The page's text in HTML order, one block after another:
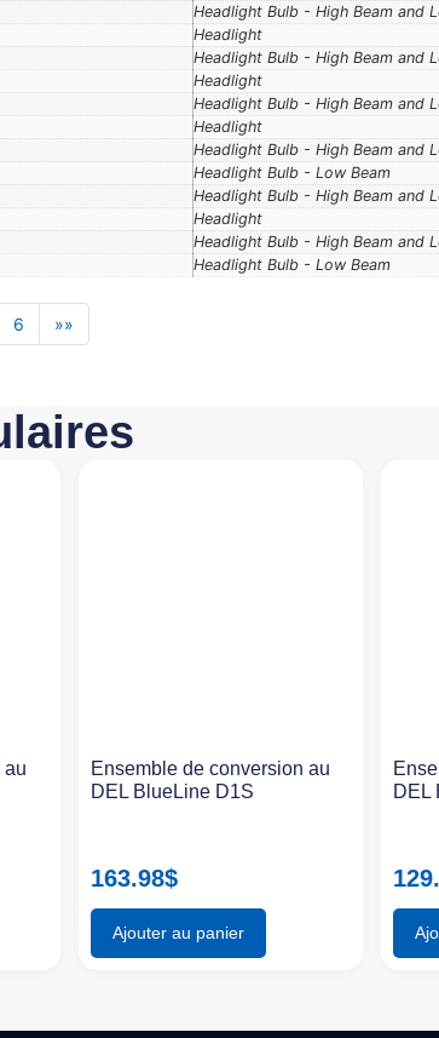
Headlight Bulb - High Beam and
Headlight
Headlight Bulb - High Beam and
Headlight
Headlight Bulb - High Beam and
Headlight
Headlight Bulb - High Beam and
Headlight Bulb - Low Beam
Headlight Bulb - High Beam and
Headlight
Headlight Bulb - High Beam and
Headlight Bulb - Low Beam
6 »»
au
Ensemble de conversion au
DEL BlueLine D1S
163.98$
Ajouter au panier
DEL